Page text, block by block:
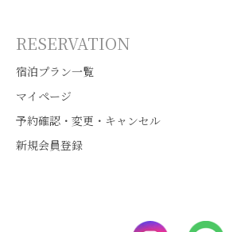
RESERVATION
宿泊プラン一覧
マイページ
予約確認・変更・キャンセル
新規会員登録